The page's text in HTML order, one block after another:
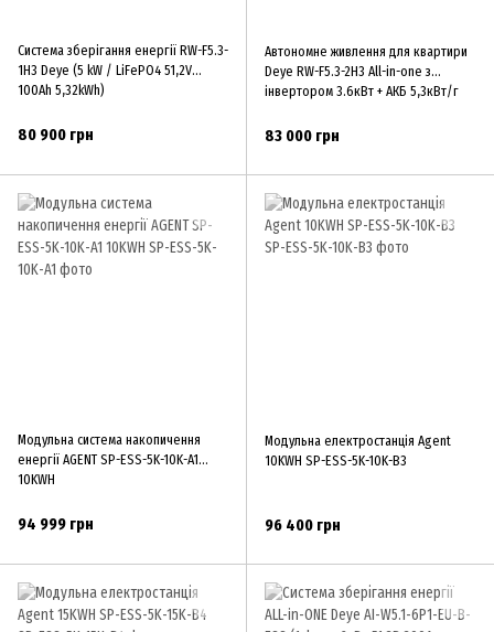
Система зберігання енергії RW-F5.3-
1H3 Deye (5 kW / LiFePO4 51,2V
100Ah 5,32kWh)
80 900 грн
Автономне живлення для квартири
Deye RW-F5.3-2H3 All-in-one з
інвертором 3.6кВт + АКБ 5,3кВт/г
83 000 грн
Модульна система накопичення
енергії AGENT SP-ESS-5K-10K-A1
10KWH
94 999 грн
Модульна електростанція Agent
10KWH SP-ESS-5K-10K-B3
96 400 грн